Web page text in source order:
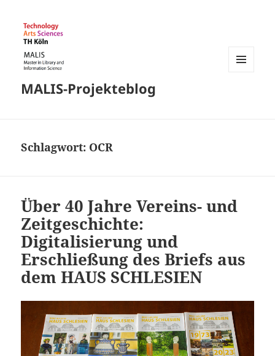
MALIS-Projekteblog
Schlagwort: OCR
Über 40 Jahre Vereins- und
Zeitgeschichte:
Digitalisierung und
Erschließung des Briefs aus
dem HAUS SCHLESIEN